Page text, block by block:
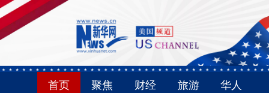
首页 聚焦 财经 旅游 华人